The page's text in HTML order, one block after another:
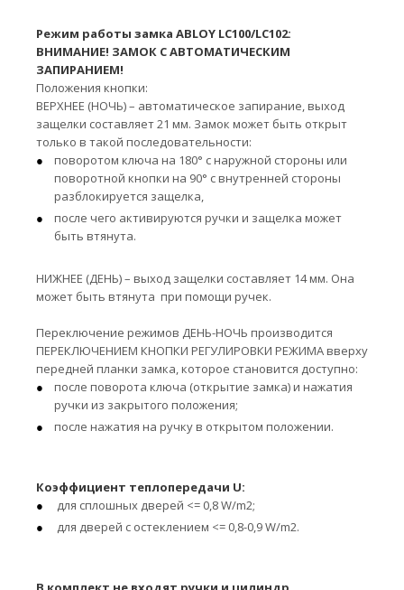
Режим работы замка ABLOY LC100/LC102:
ВНИМАНИЕ! ЗАМОК С АВТОМАТИЧЕСКИМ
ЗАПИРАНИЕМ!
Положения кнопки:
ВЕРХНЕЕ (НОЧЬ) – автоматическое запирание, выход
защелки составляет 21 мм. Замок может быть открыт
только в такой последовательности:
поворотом ключа на 180° с наружной стороны или
поворотной кнопки на 90° с внутренней стороны
разблокируется защелка,
после чего активируются ручки и защелка может
быть втянута.
НИЖНЕЕ (ДЕНЬ) – выход защелки составляет 14 мм. Она
может быть втянута при помощи ручек.
Переключение режимов ДЕНЬ-НОЧЬ производится
ПЕРЕКЛЮЧЕНИЕМ КНОПКИ РЕГУЛИРОВКИ РЕЖИМА вверху
передней планки замка, которое становится доступно:
после поворота ключа (открытие замка) и нажатия
ручки из закрытого положения;
после нажатия на ручку в открытом положении.
Коэффициент теплопередачи U:
для сплошных дверей <= 0,8 W/m2;
для дверей с остеклением <= 0,8-0,9 W/m2.